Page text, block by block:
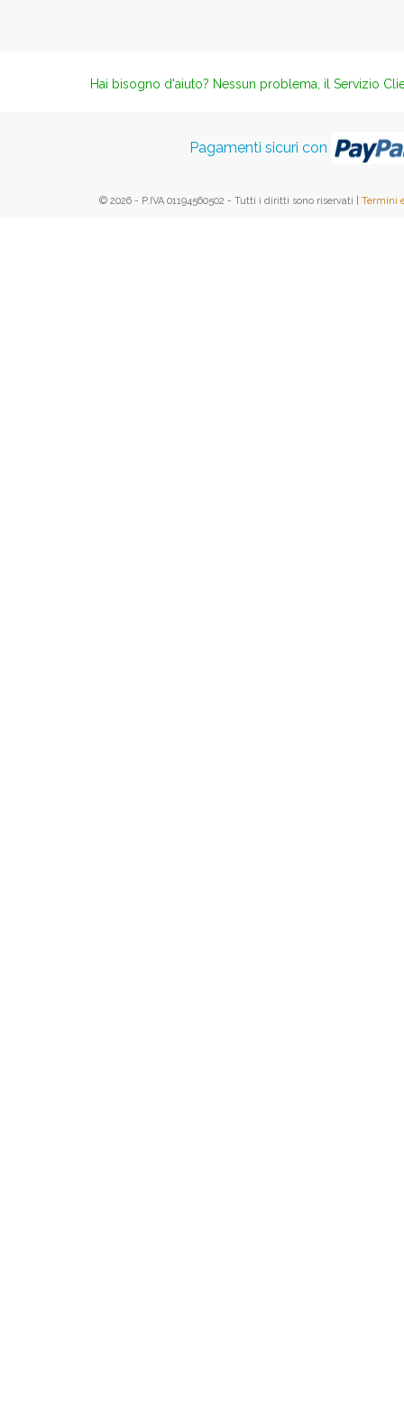
Hai bisogno d'aiuto? Nessun problema, il Servizio
Pagamenti sicuri con
© 2026 - P.IVA 01194560502 - Tutti i diritti sono riservati | Termini